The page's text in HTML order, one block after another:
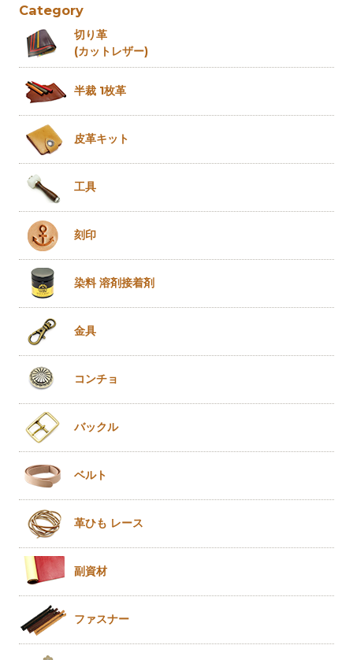
Category
切り革
(カットレザー)
半裁 1枚革
皮革キット
工具
刻印
染料 溶剤接着剤
金具
コンチョ
バックル
ベルト
革ひも レース
副資材
ファスナー